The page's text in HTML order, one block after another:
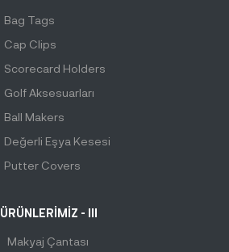
Bag Tags
Cap Clips
Scorecard Holders
Golf Aksesuarları
Ball Makers
Değerli Eşya Kesesi
Putter Covers
ÜRÜNLERİMİZ - III
Makyaj Çantası